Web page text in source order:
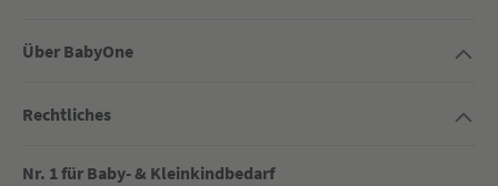
Über BabyOne
Rechtliches
Nr. 1 für Baby- & Kleinkindbedarf